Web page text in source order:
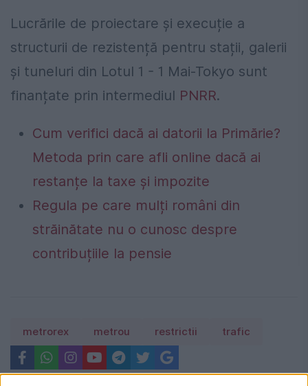
Lucrările de proiectare și execuție a
structurii de rezistență pentru stații, galerii
și tuneluri din Lotul 1 - 1 Mai-Tokyo sunt
finanțate prin intermediul PNRR.
Cum verifici dacă ai datorii la Primărie?
Metoda prin care afli online dacă ai
restanțe la taxe și impozite
Regula pe care mulți români din
străinătate nu o cunosc despre
contribuțiile la pensie
metrorex metrou restrictii trafic